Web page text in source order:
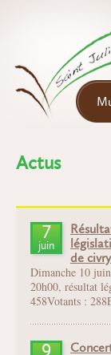
Actus
7
juin
de civry
Dimanche 10
20h00, résultat
458Votants :
9